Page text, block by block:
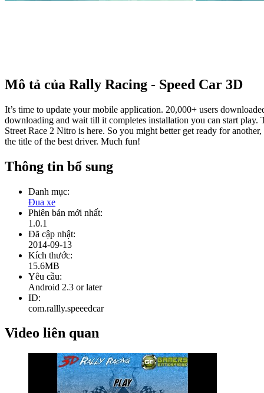
Mô tả của Rally Racing - Speed Car 3D
It’s time to update your mobile application. 20,000+ users
downloading and wait till it completes installation you can start
Street Race 2 Nitro is here. So you might better get ready for
the title of the best driver. Much fun!
Thông tin bổ sung
Danh mục:
Đua xe
Phiên bản mới nhất:
1.0.1
Đã cập nhật:
2014-09-13
Kích thước:
15.6MB
Yêu cầu:
Android 2.3 or later
ID:
com.rallly.speeedcar
Video liên quan